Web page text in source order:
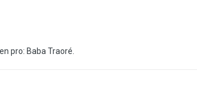
pro: Baba Traoré.